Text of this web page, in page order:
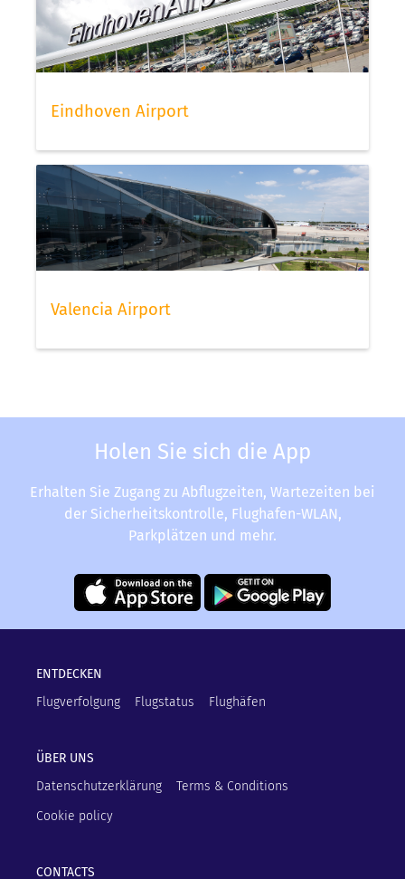
Eindhoven Airport
Valencia Airport
Holen Sie sich die App
Erhalten Sie Zugang zu Abflugzeiten, Wartezeiten bei
der Sicherheitskontrolle, Flughafen-WLAN,
Parkplätzen und mehr.
ENTDECKEN
Flugverfolgung
Flugstatus Flughäfen
ÜBER UNS
Datenschutzerklärung
Terms & Conditions
Cookie policy
CONTACTS